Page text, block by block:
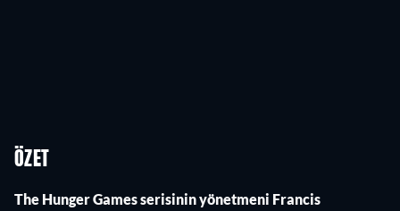
ÖZET
The Hunger Games serisinin yönetmeni Francis